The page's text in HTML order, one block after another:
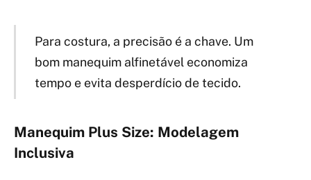
Para costura, a precisão é a chave. Um
bom manequim alfinetável economiza
tempo e evita desperdício de tecido.
Manequim Plus Size: Modelagem
Inclusiva